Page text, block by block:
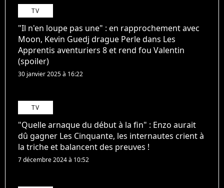
TV
"Il n'en loupe pas une" : en rapprochement avec
Moon, Kevin Guedj drague Perle dans Les
Apprentis aventuriers 8 et rend fou Valentin
(spoiler)
30 janvier 2025 à 16:22
TV
"Quelle arnaque du début à la fin" : Enzo aurait
dû gagner Les Cinquante, les internautes crient à
la triche et balancent des preuves !
7 décembre 2024 à 10:52